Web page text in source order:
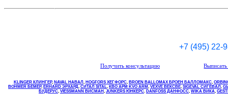
+7 (495) 22-
Получить консультацию
KLINGER КЛИНГЕР, NAVAL НАВАЛ , НOGFORS ХЕГФОРС, BROEN BALLOMAX БРОЕН БАЛЛОМАКС,
BOHMER БЕМЕР, ERHARD ЭРХАРД, СИТАЛ SITAL, КВО АРМ KVO ARM, VEXVE ВЕКСВЕ, SIGEVAL СИГЕВАЛ ,
БУДЕРУС, VIESSMANN ВИСМАН , JUNKERS ЮНКЕРС. DANFOSS ДАНФОСС, WIKA ВИКА,